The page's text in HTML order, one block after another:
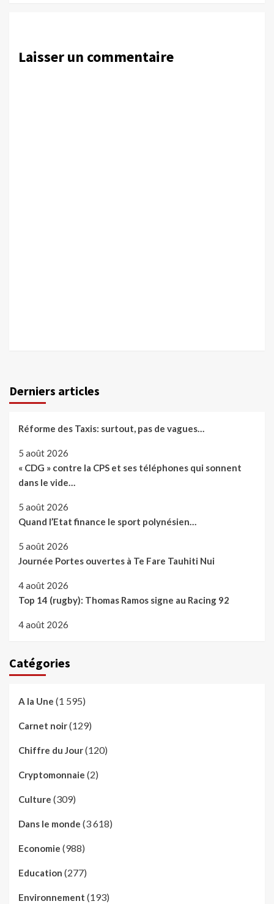
Laisser un commentaire
Derniers articles
Réforme des Taxis: surtout, pas de vagues…
5 août 2026
« CDG » contre la CPS et ses téléphones qui sonnent
dans le vide…
5 août 2026
Quand l’Etat finance le sport polynésien…
5 août 2026
Journée Portes ouvertes à Te Fare Tauhiti Nui
4 août 2026
Top 14 (rugby): Thomas Ramos signe au Racing 92
4 août 2026
Catégories
A la Une (1 595)
Carnet noir(129)
Chiffre du Jour(120)
Cryptomonnaie (2)
Culture (309)
Dans le monde (3 618)
Economie (988)
Education (277)
Environnement (193)